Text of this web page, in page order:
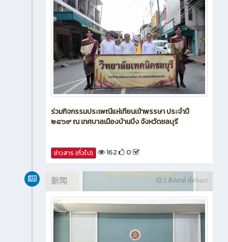
ร่วมกิจกรรมประเพณีแห่เทียนเข้าพรรษา ประจำปี
ข่าวสาร (ทั่วไป) 162 0
2 สัปดาห์ ที่ผ่านมา
新闻